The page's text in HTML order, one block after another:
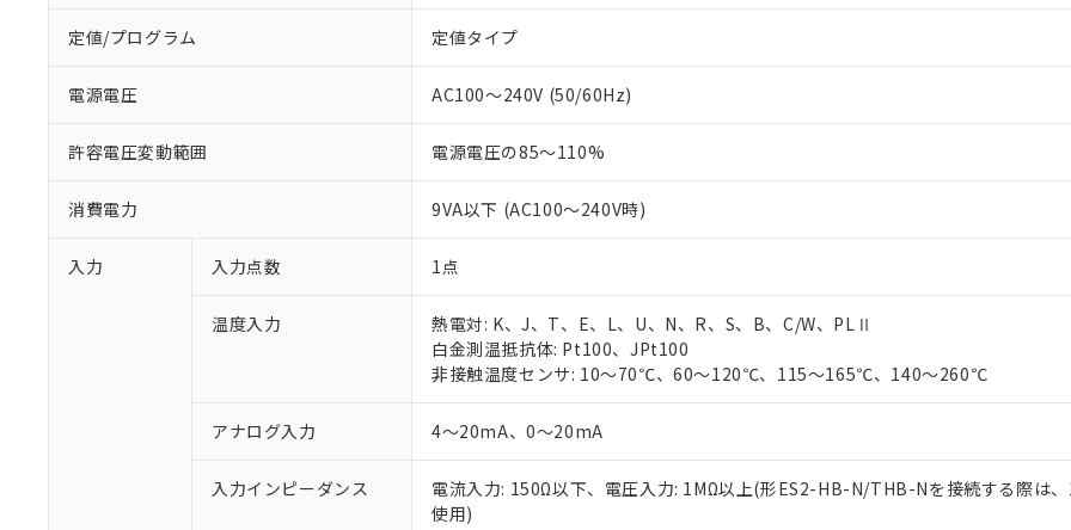
定値/プログラム 定値タイプ
電源電圧 AC100～240V (50/60Hz)
許容電圧変動範囲 電源電圧の85～110%
消費電力 9VA以下 (AC100～240V時)
入力 入力点数 1点
温度入力
熱電対: K、J、T、E、L、U、N、R、S、B、C/W、PLⅡ
白金測温抵抗体: Pt100、JPt100
非接触温度センサ: 10～70℃、60～120℃、115～165℃、140～260℃
アナログ入力 4～20mA、0～20mA
入力インピーダンス
電流入力: 150Ω以下、電圧入力: 1MΩ以上(形ES2-HB-N/THB-Nを接続する際は
使用)